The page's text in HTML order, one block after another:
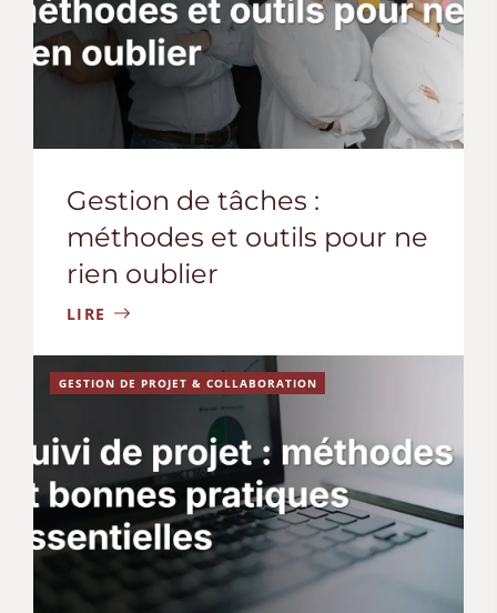
Gestion de tâches :
méthodes et outils pour ne
rien oublier
LIRE
GESTION DE PROJET & COLLABORATION